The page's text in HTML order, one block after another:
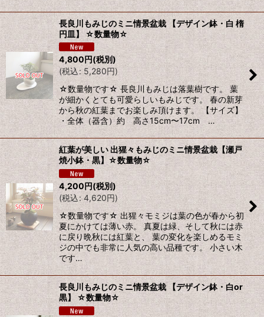
長良川もみじのミニ情景盆栽 【デザイン鉢・白 楕
円皿】 ☆数量物☆
4,800円(税別)
(税込: 5,280円)
☆数量物です☆ 長良川もみじは落葉樹です。 葉
が細かくとても可愛らしいもみじです。 春の新芽
から秋の紅葉までお楽しみ頂けます。 【サイズ】
・全体（器含）約 高さ15cm〜17cm …
紅葉が美しい 出猩々もみじのミニ情景盆栽【瀬戸
焼小鉢・黒】☆数量物☆
4,200円(税別)
(税込: 4,620円)
☆数量物です☆ 出猩々モミジは葉の色が春から初
夏にかけては薄い赤。 真夏は緑、そして秋には赤
に戻り晩秋には紅葉と、 葉の変化を楽しめるモミ
ジの中でも非常に人気の高い品種です。 小さい木
です…
長良川もみじのミニ情景盆栽 【デザイン鉢・白or
黒】 ☆数量物☆